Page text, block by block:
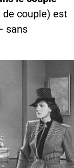
couple) est
sans